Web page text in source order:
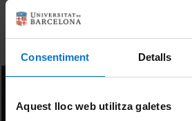
Consentiment Detalls
Aquest lloc web utilitza galetes
Ordenar